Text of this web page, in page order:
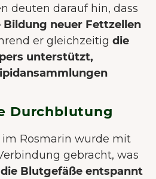
deuten darauf hin, dass
Bildung neuer Fettzellen
er gleichzeitig die
unterstützt,
Durchblutung
im Rosmarin wurde mit
gebracht, was
die Blutgefäße entspannt